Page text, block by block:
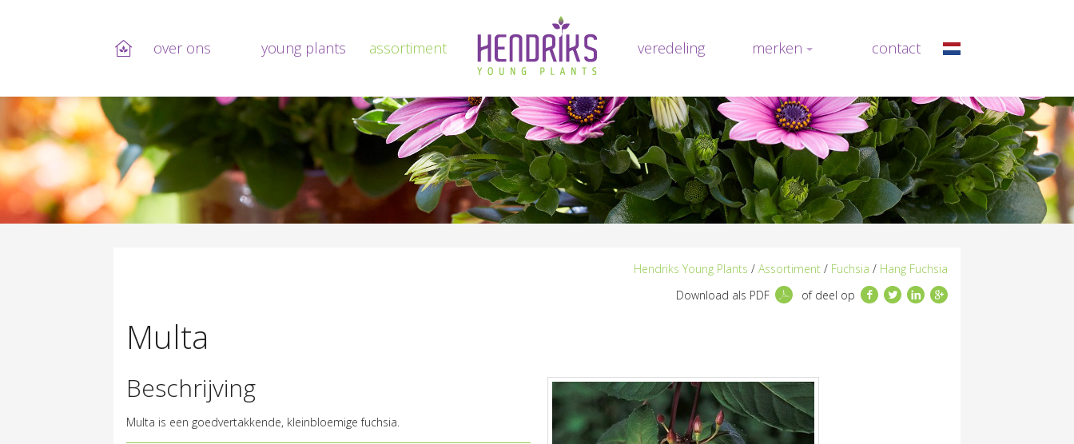
over ons young plants assortiment voorpagina veredeling merken contact
Hendriks Young Plants / Assortiment / Fuchsia / Hang Fuchsia
Download als PDF
of deel op Facebook
TwitterLinkedInGoogle+
Multa
Beschrijving
Multa is een goedvertakkende, kleinbloemige fuchsia.